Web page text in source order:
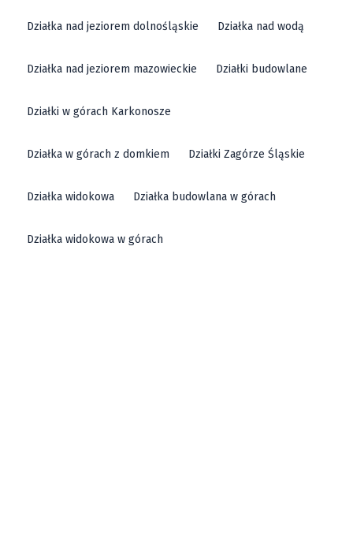
Działka nad jeziorem dolnośląskie Działka nad wodą
Działka nad jeziorem mazowieckie Działki budowlane
Działki w górach Karkonosze
Działka w górach z domkiem Działki Zagórze Śląskie
Działka widokowa Działka budowlana w górach
Działka widokowa w górach